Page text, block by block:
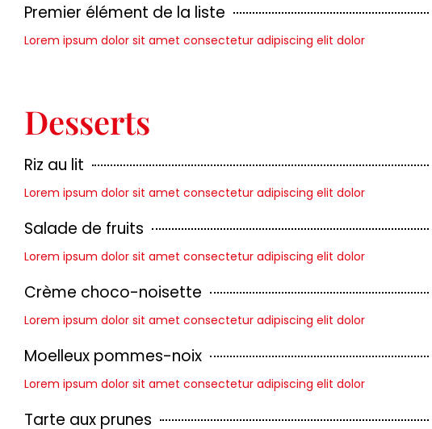
Premier élément de la liste
Lorem ipsum dolor sit amet consectetur adipiscing elit dolor
Desserts
Riz au lit
Lorem ipsum dolor sit amet consectetur adipiscing elit dolor
Salade de fruits
Lorem ipsum dolor sit amet consectetur adipiscing elit dolor
Crème choco-noisette
Lorem ipsum dolor sit amet consectetur adipiscing elit dolor
Moelleux pommes-noix
Lorem ipsum dolor sit amet consectetur adipiscing elit dolor
Tarte aux prunes